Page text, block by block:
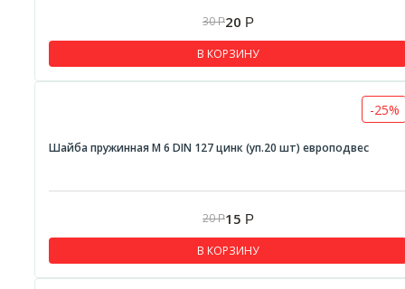
30Р20 Р
В КОРЗИНУ
-25%
Шайба пружинная М 6 DIN 127 цинк (уп.20 шт) европодвес
20Р15 Р
В КОРЗИНУ